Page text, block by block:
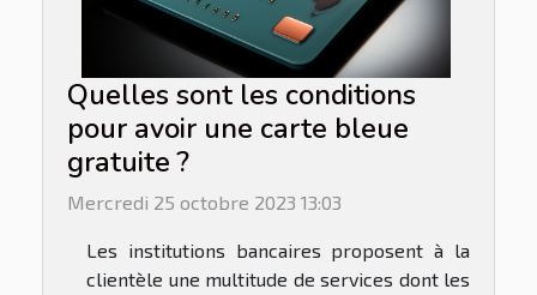
Quelles sont les conditions
pour avoir une carte bleue
gratuite ?
Mercredi 25 octobre 2023 13:03
Les institutions bancaires proposent à la
clientèle une multitude de services dont les